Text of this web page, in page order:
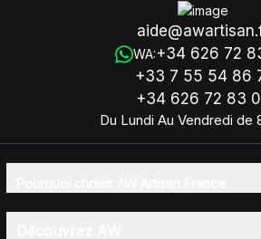
WA:+34 626 72
+33 7 55 54 86
+34 626 72 83
Du Lundi Au Vendredi de